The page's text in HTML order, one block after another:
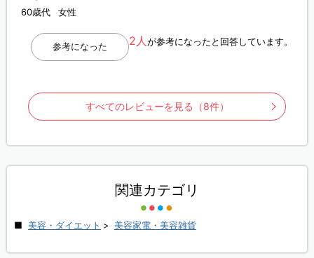
60歳代
女性
2人 が参考になったと回答しています。
参考になった
すべてのレビューを見る（8件）
関連カテゴリ
美容・ダイエット > 美容家電・美容雑貨